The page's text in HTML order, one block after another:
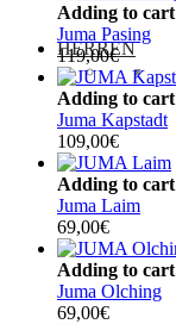
HERREN
Adding to cart
Juma Pasing
119,00€
Adding to cart
Juma Kapstadt
109,00€
Adding to cart
Juma Laim
69,00€
Adding to cart
Juma Olching
69,00€